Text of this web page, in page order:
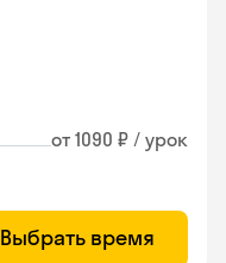
от 1090 ₽ / урок
Выбрать время